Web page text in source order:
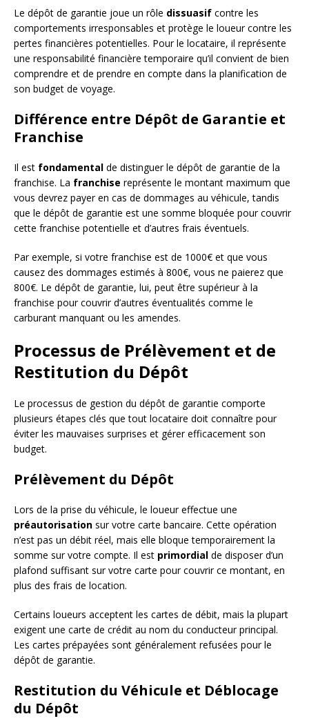
Le dépôt de garantie joue un rôle dissuasif contre les
comportements irresponsables et protège le loueur contre les
pertes financières potentielles. Pour le locataire, il représente
une responsabilité financière temporaire qu’il convient de bien
comprendre et de prendre en compte dans la planification de
son budget de voyage.
Différence entre Dépôt de Garantie et
Franchise
Il est fondamental de distinguer le dépôt de garantie de la
franchise. La franchise représente le montant maximum que
vous devrez payer en cas de dommages au véhicule, tandis
que le dépôt de garantie est une somme bloquée pour couvrir
cette franchise potentielle et d’autres frais éventuels.
Par exemple, si votre franchise est de 1000€ et que vous
causez des dommages estimés à 800€, vous ne paierez que
800€. Le dépôt de garantie, lui, peut être supérieur à la
franchise pour couvrir d’autres éventualités comme le
carburant manquant ou les amendes.
Processus de Prélèvement et de
Restitution du Dépôt
Le processus de gestion du dépôt de garantie comporte
plusieurs étapes clés que tout locataire doit connaître pour
éviter les mauvaises surprises et gérer efficacement son
budget.
Prélèvement du Dépôt
Lors de la prise du véhicule, le loueur effectue une
préautorisation sur votre carte bancaire. Cette opération
n’est pas un débit réel, mais elle bloque temporairement la
somme sur votre compte. Il est primordial de disposer d’un
plafond suffisant sur votre carte pour couvrir ce montant, en
plus des frais de location.
Certains loueurs acceptent les cartes de débit, mais la plupart
exigent une carte de crédit au nom du conducteur principal.
Les cartes prépayées sont généralement refusées pour le
dépôt de garantie.
Restitution du Véhicule et Déblocage
du Dépôt